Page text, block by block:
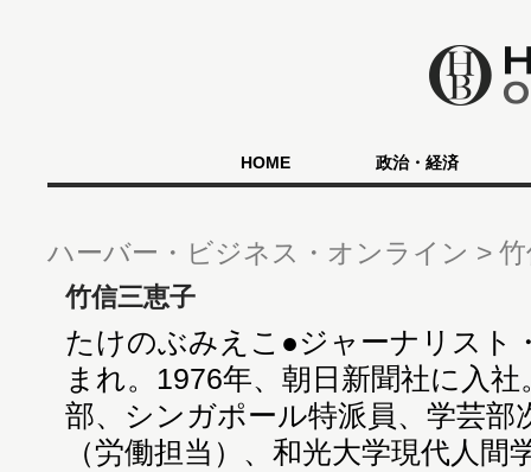
HOME 政治・経済
ハーバー・ビジネス・オンライン
竹信三恵子
たけのぶみえこ●ジャーナリスト
まれ。1976年、朝日新聞社に入
部、シンガポール特派員、学芸部
（労働担当）、和光大学現代人